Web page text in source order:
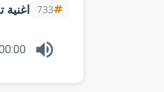
733 اغنية تخرج 2025, قولو بعالي